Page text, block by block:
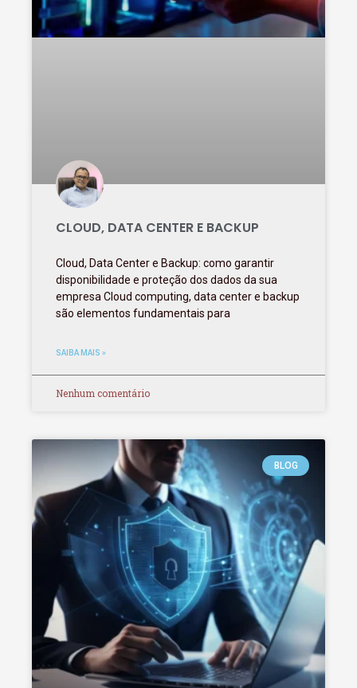
CLOUD, DATA CENTER E BACKUP
Cloud, Data Center e Backup: como garantir
disponibilidade e proteção dos dados da sua
empresa Cloud computing, data center e backup
são elementos fundamentais para
SAIBA MAIS »
Nenhum comentário
BLOG